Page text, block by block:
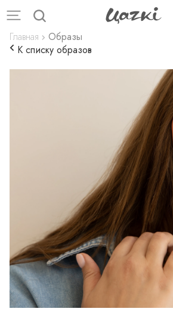
Главная
Образы
К списку образов